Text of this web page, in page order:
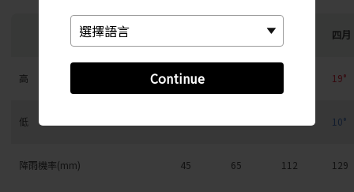
Continue
四月
高 11° 19°
低 10°
降雨機率(mm) 45 65 112 129